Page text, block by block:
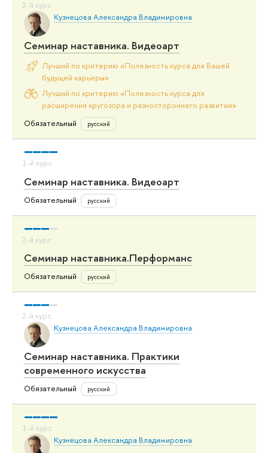
Кузнецова Александра Владимировна
Семинар наставника. Видеоарт
Лучший по критерию «Полезность курса для Вашей
будущей карьеры»
Лучший по критерию «Полезность курса для
расширения кругозора и разностороннего развития»
Обязательный
русский
Семинар наставника. Видеоарт
Обязательный русский
Семинар наставника.Перформанс
Обязательный русский
Кузнецова Александра Владимировна
Семинар наставника. Практики
современного искусства
Обязательный русский
Кузнецова Александра Владимировна